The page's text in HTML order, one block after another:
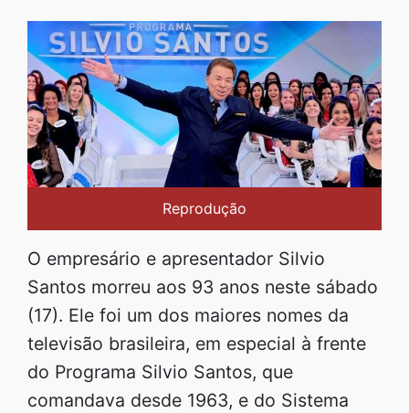
Reprodução
O empresário e apresentador Silvio
Santos morreu aos 93 anos neste sábado
(17). Ele foi um dos maiores nomes da
televisão brasileira, em especial à frente
do Programa Silvio Santos, que
comandava desde 1963, e do Sistema